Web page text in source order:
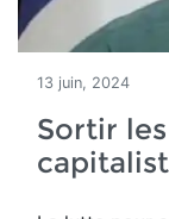
13 juin, 2024
Sortir